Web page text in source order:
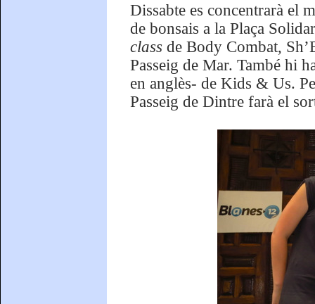
Dissabte es concentrarà el
de bonsais a la Plaça
classde Body Combat,
Passeig de Mar. També hi
en anglès- de Kids & Us.
Passeig de Dintre farà el